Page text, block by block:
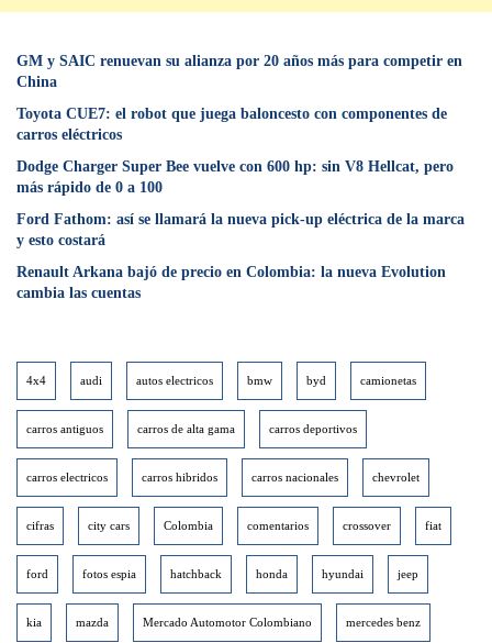
GM y SAIC renuevan su alianza por 20 años más para competir en
China
Toyota CUE7: el robot que juega baloncesto con componentes de
carros eléctricos
Dodge Charger Super Bee vuelve con 600 hp: sin V8 Hellcat, pero
más rápido de 0 a 100
Ford Fathom: así se llamará la nueva pick-up eléctrica de la marca
y esto costará
Renault Arkana bajó de precio en Colombia: la nueva Evolution
cambia las cuentas
4x4 audi autos electricos bmw byd camionetas
carros antiguos carros de alta gama carros deportivos
carros electricos carros hibridos carros nacionales chevrolet
cifras city cars Colombia comentarios crossover fiat
ford fotos espia hatchback honda hyundai jeep
kia mazda Mercado Automotor Colombiano mercedes benz